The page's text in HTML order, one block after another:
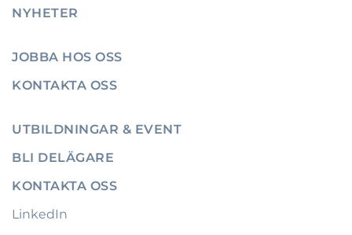
NYHETER
JOBBA HOS OSS
KONTAKTA OSS
UTBILDNINGAR & EVENT
BLI DELÄGARE
KONTAKTA OSS
LinkedIn